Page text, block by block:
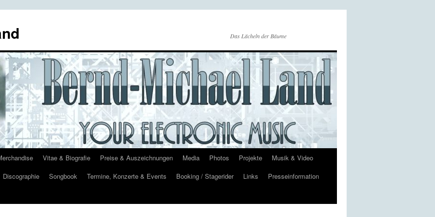
Das Lächeln der Bäume
Vitae & Biografie Preise & Auszeichnungen Media Photos Projekte
Musik & Video
Discographie Songbook Termine, Konzerte & Events Booking / Stagerider Links
Presseinformation